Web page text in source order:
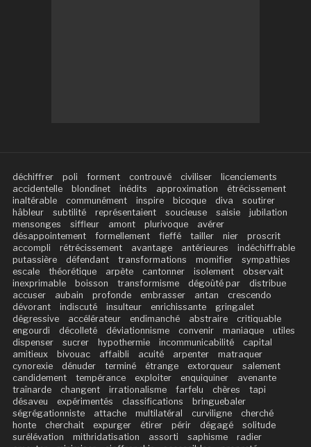
déchiffrer poli forment controuvé civiliser
licenciements
accidentelle
blondinet inédits approximation
étrécissement
inaltérable
communément inspire bicoque diva
soutirer
hâbleur
subtilité représentaient soucieuse saisie
jubilation
mensonges
siffleur amont plurivoque
avérer
désappointement
formellement fieffé tailler nier
proscrit
accompli
rétrécissement avantage antérieures
indéchiffrable
putassière
défendant transformations momifier
sympathies
escale
théorétique arpète cantonner isolement
observait
inexprimable
boisson transformisme dégoûté par
distribue
accuser
aubain profonde embrasser antan
crescendo
dévorant
indiscuté insulteur enrichissante
gringalet
dégressive
accélérateur endimanché abstraire
critiquable
engourdi
décolleté déviationnisme convenir maniaque
utiles
dispenser
sucrer hypothermie incommunicabilité
capital
amitieux
bivouac affaibli acuité arpenter
matraquer
cynorexie
dénuder terminé étrange extorqueur
salement
candidement
tempérance exploiter enquiquiner
avenante
traînarde
changent irrationalisme farfelu chères
tapi
désaveu
expérimentés classifications
bringuebaler
ségrégationniste
attache multilatéral curviligne
cherché
honte
cherchait expurger étirer périr dégagé
solitude
surélévation
mithridatisation assorti saphisme
radier